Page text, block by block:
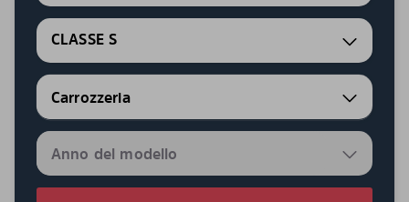
CLASSE S